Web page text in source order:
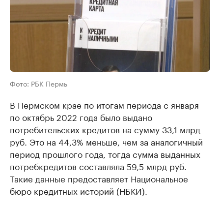
Фото: РБК Пермь
В Пермском крае по итогам периода с января
по октябрь 2022 года было выдано
потребительских кредитов на сумму 33,1 млрд
руб. Это на 44,3% меньше, чем за аналогичный
период прошлого года, тогда сумма выданных
потребкредитов составляла 59,5 млрд руб.
Такие данные предоставляет Национальное
бюро кредитных историй (НБКИ).